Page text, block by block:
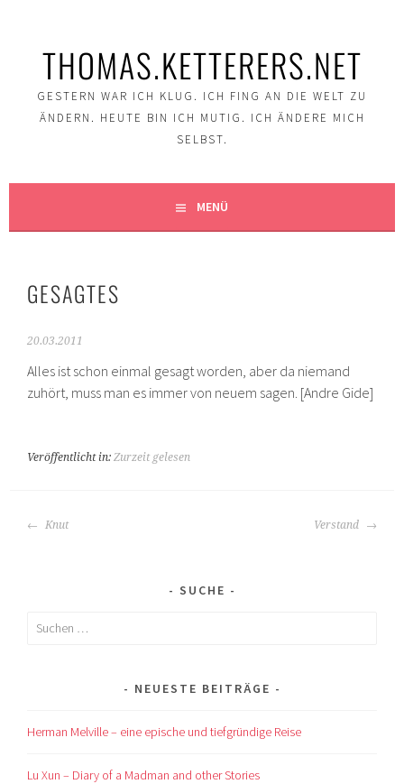
THOMAS.KETTERERS.NET
GESTERN WAR ICH KLUG. ICH FING AN DIE WELT ZU
ÄNDERN. HEUTE BIN ICH MUTIG. ICH ÄNDERE MICH
SELBST.
MENÜ
GESAGTES
20.03.2011
Alles ist schon einmal gesagt worden, aber da niemand
zuhört, muss man es immer von neuem sagen. [Andre Gide]
Veröffentlicht in:Zurzeit gelesen
BEITRAGS-
Knut Verstand
SUCHE
Suchen
NEUESTE BEITRÄGE
Herman Melville – eine epische und tiefgründige Reise
Lu Xun – Diary of a Madman and other Stories